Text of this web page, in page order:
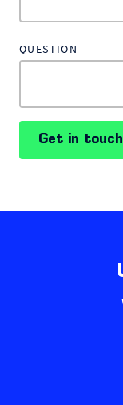
QUESTION
Get in touch